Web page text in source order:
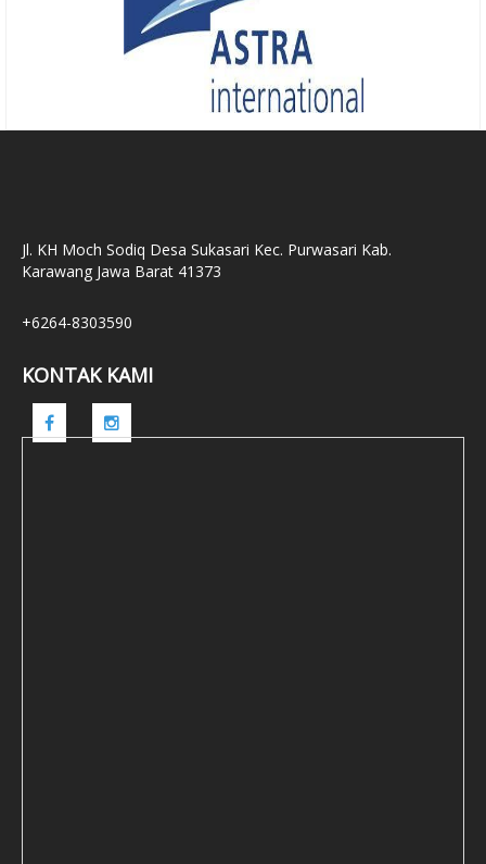
Jl. KH Moch Sodiq Desa Sukasari Kec. Purwasari Kab.
Karawang Jawa Barat 41373
+6264-8303590
KONTAK KAMI